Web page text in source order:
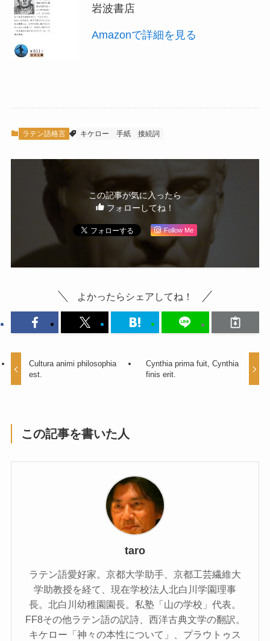
岩波書店
Amazonで詳細を見る
ラテン語格言 キケロー 手紙 接続詞
この記事が気に入ったら
フォローしてね！
Follow Me
よかったらシェアしてね！
Cultura animi philosophia
est.
Cynthia prima fuit, Cynthia
finis erit.
この記事を書いた人
taro
ラテン語愛好家。京都大学助手、京都工芸繊維大
学助教授を経て、現在学校法人北白川学園理事
長。北白川幼稚園園長。私塾「山の学校」代表。
FF8その他ラテン語の訳詩、西洋古典文学の翻訳。
キケロー「神々の本性について」、プラウトゥス